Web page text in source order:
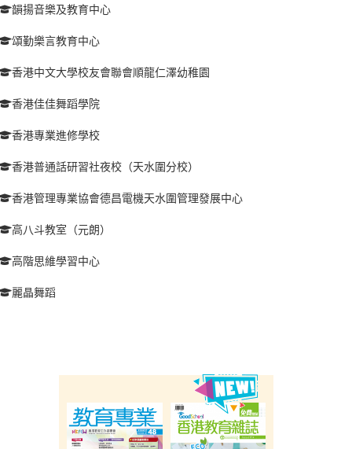
韻揚音樂及教育中心
頌勤樂言教育中心
香港中文大學校友會聯會順龍仁澤幼稚園
香港佳佳舞蹈學院
香港專業進修學校
香港普通話研習社夜校（天水圍分校）
香港管理專業協會德昌電機天水圍管理發展中心
高八斗教室（元朗）
高階思維學習中心
麗晶舞蹈